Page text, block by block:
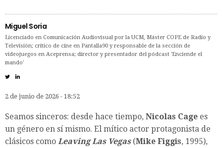
Miguel Soria
Licenciado en Comunicación Audiovisual por la UCM, Máster COPE de Radio y
Televisión; crítico de cine en Pantalla90 y responsable de la sección de
videojuegos en Aceprensa; director y presentador del pódcast 'Enciende el
mando'
2 de junio de 2026 - 18:52
Seamos sinceros: desde hace tiempo, Nicolas Cage es
un género en sí mismo. El mítico actor protagonista de
clásicos como Leaving Las Vegas (Mike Figgis, 1995),